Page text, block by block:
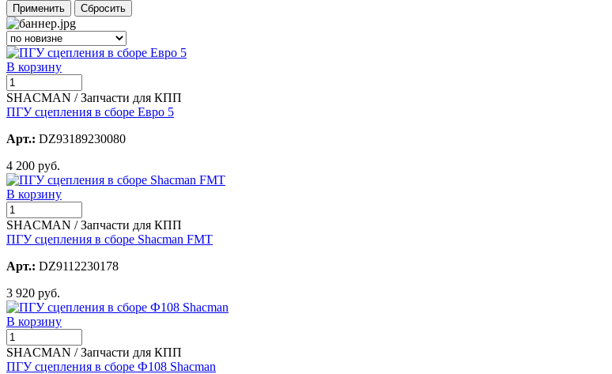
В корзину
SHACMAN / Запчасти для КПП
ПГУ сцепления в сборе Евро 5
Арт.: DZ93189230080
4 200 руб.
В корзину
SHACMAN / Запчасти для КПП
ПГУ сцепления в сборе Shacman FMT
Арт.: DZ9112230178
3 920 руб.
В корзину
SHACMAN / Запчасти для КПП
ПГУ сцепления в сборе Ф108 Shacman